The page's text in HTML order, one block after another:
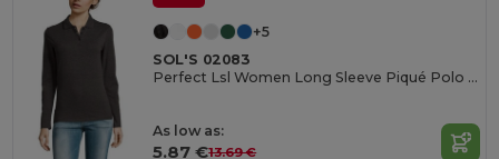
+5
SOL'S 02083
Perfect Lsl Women Long Sleeve Piqué Polo Shirt
As low as:
5.87 €13.69 €